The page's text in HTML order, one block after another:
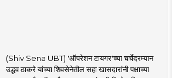
(Shiv Sena UBT) 'ऑपरेशन टायगर'च्या चर्चेदरम्यान
उद्धव ठाकरे यांच्या शिवसेनेतील सहा खासदारांनी पक्षाच्या